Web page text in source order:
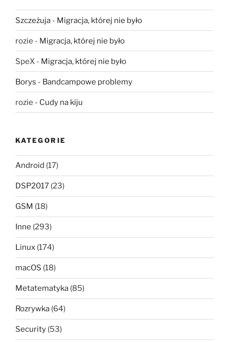
Szczeżuja - Migracja, której nie było
rozie - Migracja, której nie było
SpeX - Migracja, której nie było
Borys - Bandcampowe problemy
rozie - Cudy na kiju
KATEGORIE
Android (17)
DSP2017 (23)
GSM (18)
Inne (293)
Linux (174)
macOS (18)
Metatematyka (85)
Rozrywka (64)
Security (53)